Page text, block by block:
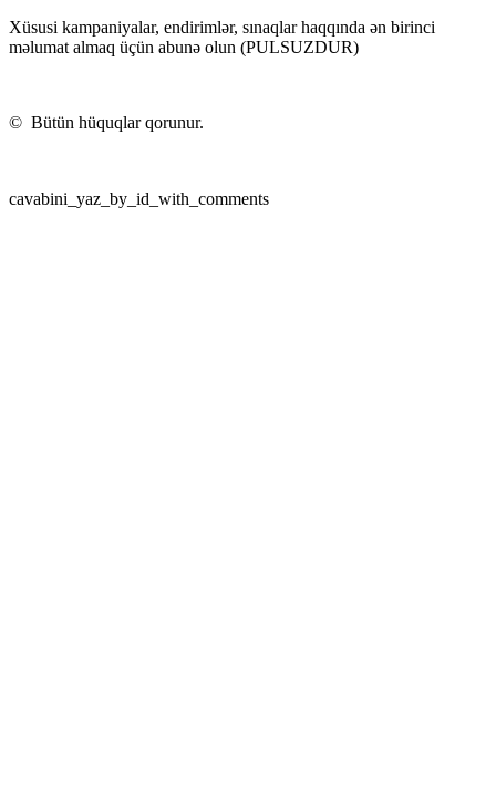
Xüsusi kampaniyalar, endirimlər, sınaqlar haqqında ən birinci
məlumat almaq üçün abunə olun (PULSUZDUR)
© Bütün hüquqlar qorunur.
cavabini_yaz_by_id_with_comments